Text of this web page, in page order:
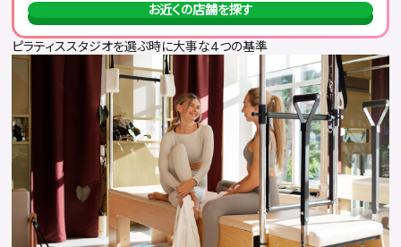
お近くの店舗を探す
ピラティススタジオを選ぶ時に大事な4つの基準